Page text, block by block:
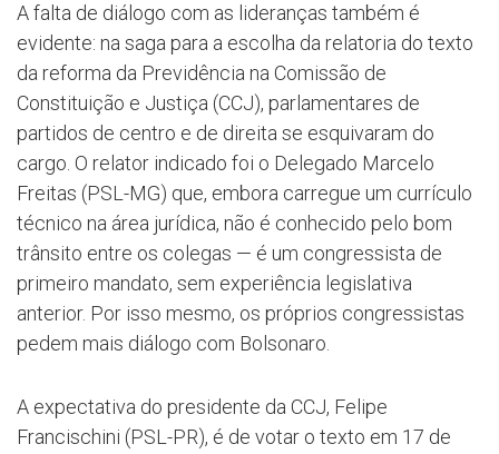
A falta de diálogo com as lideranças também é
evidente: na saga para a escolha da relatoria do texto
da reforma da Previdência na Comissão de
Constituição e Justiça (CCJ), parlamentares de
partidos de centro e de direita se esquivaram do
cargo. O relator indicado foi o Delegado Marcelo
Freitas (PSL-MG) que, embora carregue um currículo
técnico na área jurídica, não é conhecido pelo bom
trânsito entre os colegas — é um congressista de
primeiro mandato, sem experiência legislativa
anterior. Por isso mesmo, os próprios congressistas
pedem mais diálogo com Bolsonaro.
A expectativa do presidente da CCJ, Felipe
Francischini (PSL-PR), é de votar o texto em 17 de